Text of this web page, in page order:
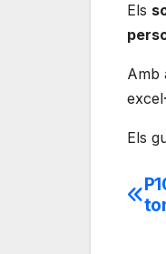
Els
Amb
Els